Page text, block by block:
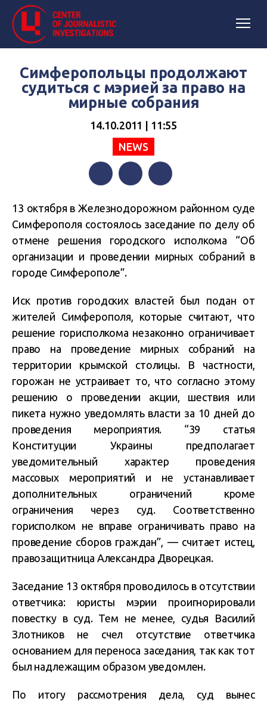
Симферопольцы продолжают
судиться с мэрией за право на
мирные собрания
14.10.2011 | 11:55
NEWS
13 октября в Железнодорожном районном суде
Симферополя состоялось заседание по делу об
отмене решения городского исполкома “Об
организации и проведении мирных собраний в
городе Симферополе”.
Иск против городских властей был подан от
жителей Симферополя, которые считают, что
решение горисполкома незаконно ограничивает
право на проведение мирных собраний на
территории крымской столицы. В частности,
горожан не устраивает то, что согласно этому
решению о проведении акции, шествия или
пикета нужно уведомлять власти за 10 дней до
проведения мероприятия. “39 статья
Конституции Украины предполагает
уведомительный характер проведения
массовых мероприятий и не устанавливает
дополнительных ограничений кроме
ограничения через суд. Соответственно
горисполком не вправе ограничивать право на
проведение сборов граждан”, — считает истец,
правозащитница Александра Дворецкая.
Заседание 13 октября проводилось в отсутствии
ответчика: юристы мэрии проигнорировали
повестку в суд. Тем не менее, судья Василий
Злотников не счел отсутствие ответчика
основанием для переноса заседания, так как тот
был надлежащим образом уведомлен.
По итогу рассмотрения дела, суд вынес